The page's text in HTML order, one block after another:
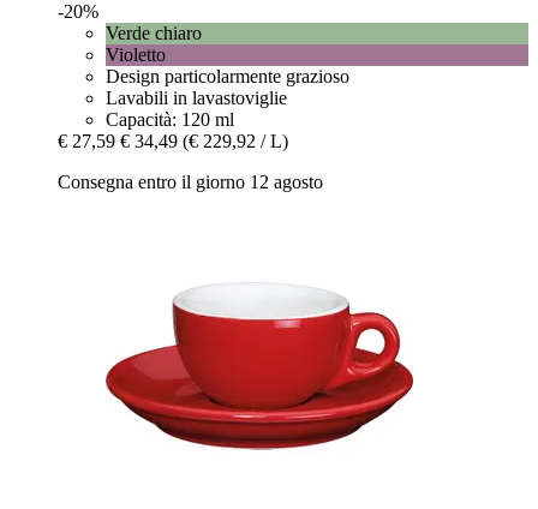
-20%
Verde chiaro
Violetto
Design particolarmente grazioso
Lavabili in lavastoviglie
Capacità: 120 ml
€ 27,59 € 34,49 (€ 229,92 / L)
Consegna entro il giorno 12 agosto